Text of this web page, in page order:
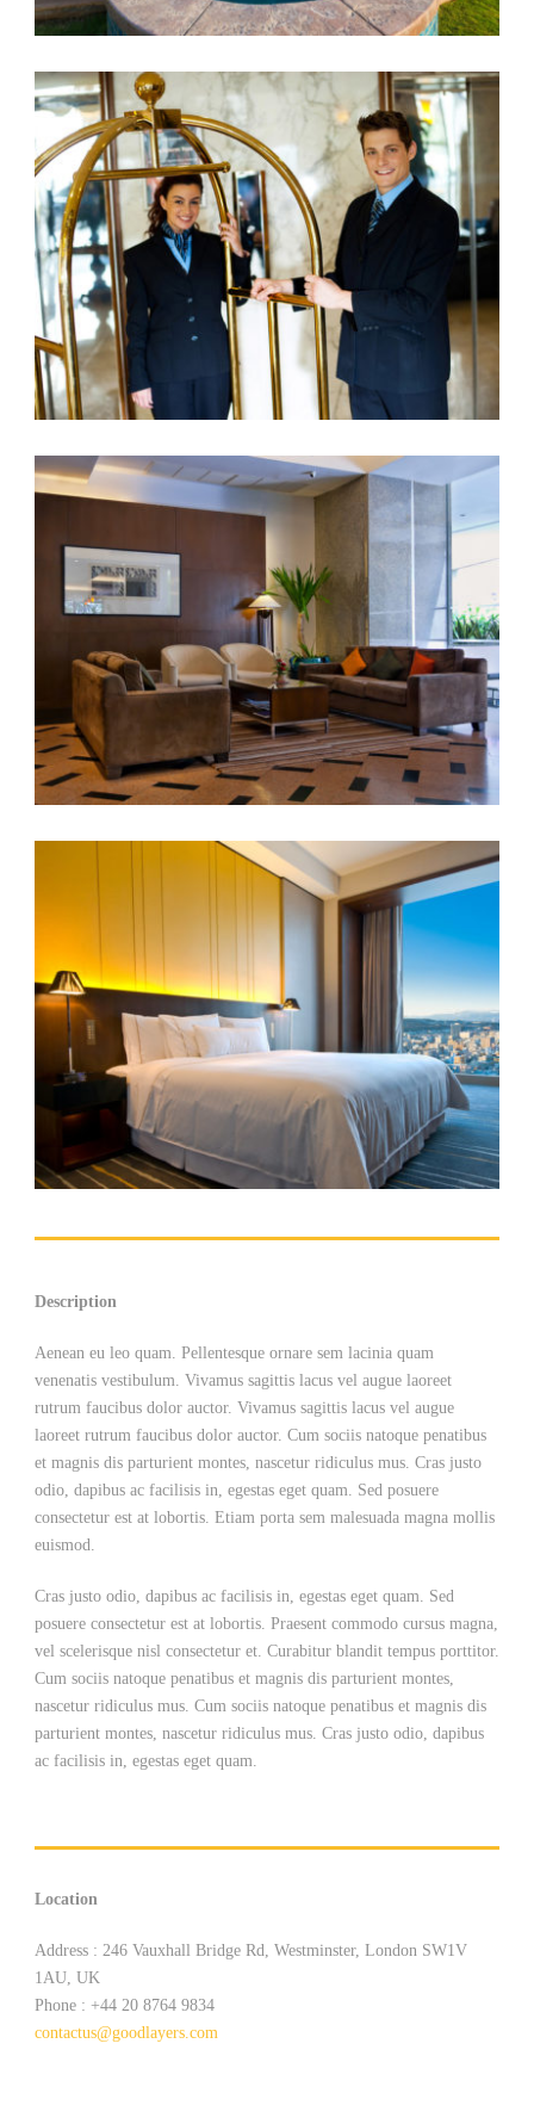
Description
Aenean eu leo quam. Pellentesque ornare sem lacinia quam
venenatis vestibulum. Vivamus sagittis lacus vel augue laoreet
rutrum faucibus dolor auctor. Vivamus sagittis lacus vel augue
laoreet rutrum faucibus dolor auctor. Cum sociis natoque penatibus
et magnis dis parturient montes, nascetur ridiculus mus. Cras justo
odio, dapibus ac facilisis in, egestas eget quam. Sed posuere
consectetur est at lobortis. Etiam porta sem malesuada magna mollis
euismod.
Cras justo odio, dapibus ac facilisis in, egestas eget quam. Sed
posuere consectetur est at lobortis. Praesent commodo cursus magna,
vel scelerisque nisl consectetur et. Curabitur blandit tempus porttitor.
Cum sociis natoque penatibus et magnis dis parturient montes,
nascetur ridiculus mus. Cum sociis natoque penatibus et magnis dis
parturient montes, nascetur ridiculus mus. Cras justo odio, dapibus
ac facilisis in, egestas eget quam.
Location
Address : 246 Vauxhall Bridge Rd, Westminster, London SW1V
1AU, UK
Phone : +44 20 8764 9834
contactus@goodlayers.com